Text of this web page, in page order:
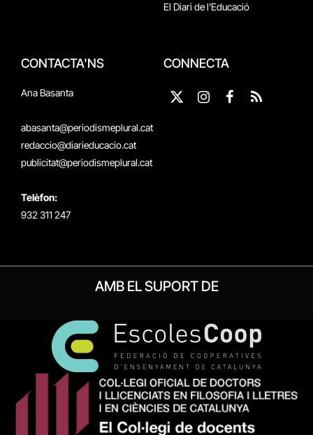
El Diari de l'Educació
CONTACTA'NS
Ana Basanta
abasanta@periodismeplural.cat
redaccio@diarieducacio.cat
publicitat@periodismeplural.cat
Telèfon:
932 311 247
CONNECTA
X
Instagram
Facebook
RSS
AMB EL SUPORT DE